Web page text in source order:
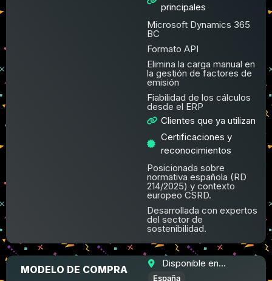
principales
Microsoft Dynamics 365
BC
Formato API
Elimina la carga manual en
la gestión de factores de
emisión
Fiabilidad de los cálculos
desde el ERP
Clientes que ya utilizan
Certificaciones y
reconocimientos
Posicionada sobre
normativa española (RD
214/2025) y contexto
europeo CSRD.
Desarrollada con expertos
del sector de
sostenibilidad.
MODELO DE COMPRA
Disponible en...
España